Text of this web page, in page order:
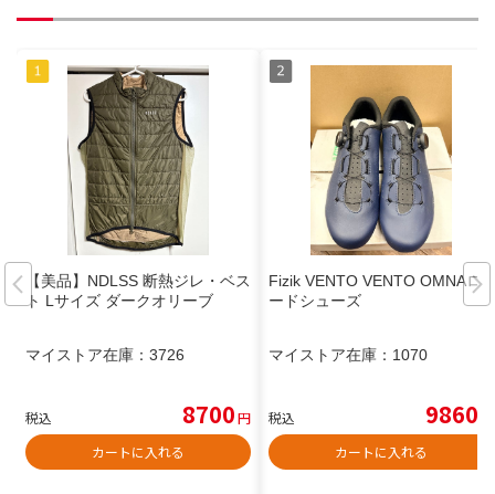
【美品】NDLSS 断熱ジレ・ベス
ト Lサイズ ダークオリーブ
マイストア在庫： 3726
税込 8700円
カートに入れる
Fizik VENTO VENTO OMNAロ
ードシューズ
マイストア在庫： 1070
税込 9860
カートに入れる